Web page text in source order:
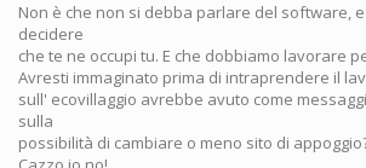
Non è che non si debba parlare del software,
decidere
che te ne occupi tu. E che dobbiamo lavorare
Avresti immaginato prima di intraprendere il
sull' ecovillaggio avrebbe avuto come
sulla
possibilità di cambiare o meno sito di